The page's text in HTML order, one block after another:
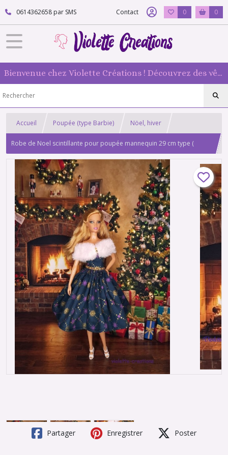
0614362658 par SMS Contact 0 0
Bienvenue chez Violette Créations ! Découvrez des vêtements faits main pour vos poupées mannequin : originaux et 100 % fabriqués en France
Accueil Poupée (type Barbie) Nöel, hiver
Robe de Noel scintillante pour poupée mannequin 29 cm type (
barbie )
Partager Enregistrer Poster